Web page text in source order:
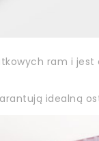
ram i
idealną